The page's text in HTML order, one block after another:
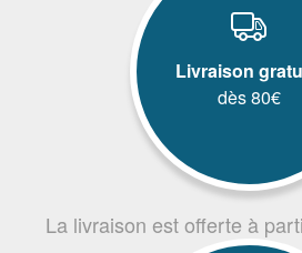
Livraison
dès 80€
La livraison est offerte à